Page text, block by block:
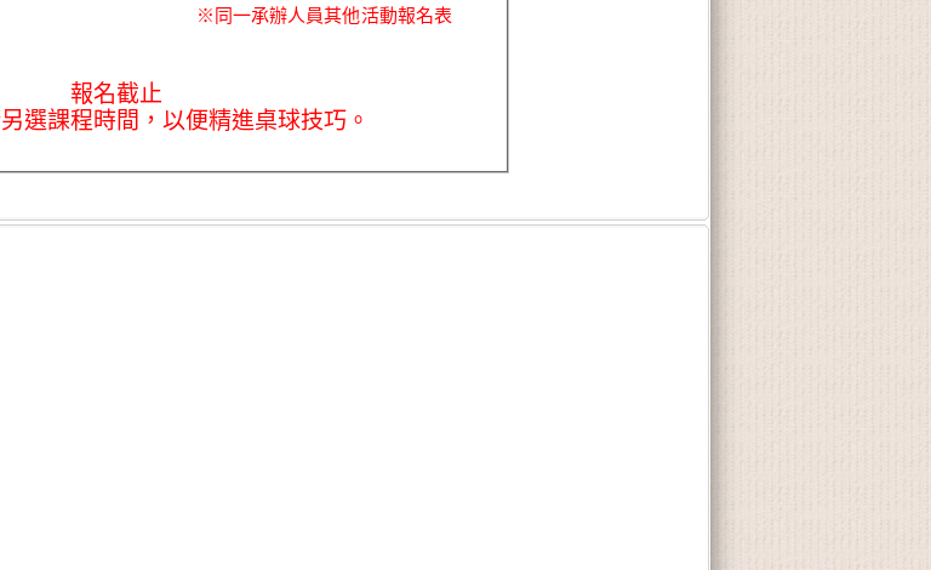
※同一承辦人員其他活動報名表
報名截止
選課程時間，以便精進桌球技巧。